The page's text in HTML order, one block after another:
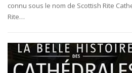
connu sous le nom de Scottish Rite
Rite…